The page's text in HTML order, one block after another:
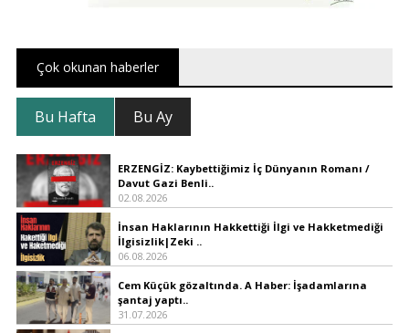
Çok okunan haberler
Bu Hafta Bu Ay
ERZENGİZ: Kaybettiğimiz İç Dünyanın Romanı /
Davut Gazi Benli..
02.08.2026
İnsan Haklarının Hakkettiği İlgi ve Hakketmediği
İlgisizlik|Zeki ..
06.08.2026
Cem Küçük gözaltında. A Haber: İşadamlarına
şantaj yaptı..
31.07.2026